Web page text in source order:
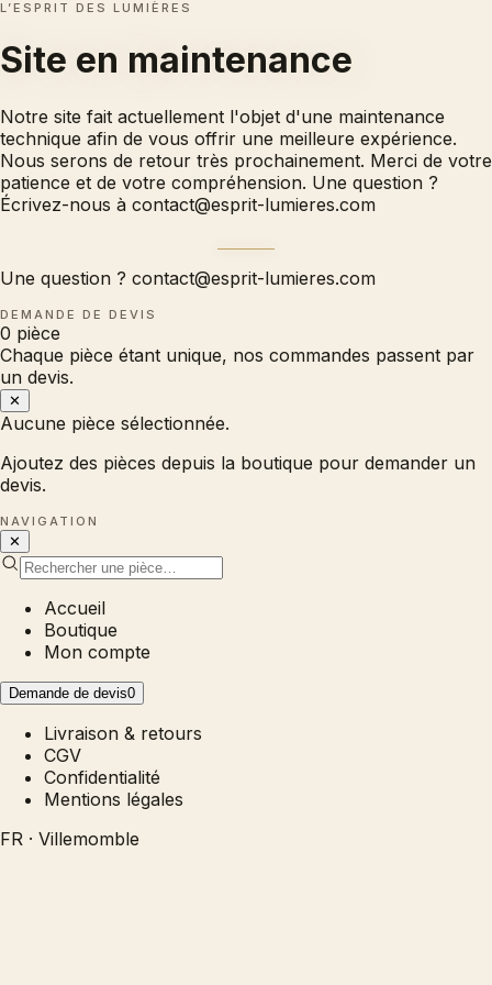
L’ESPRIT DES LUMIÈRES
Site en maintenance
Notre site fait actuellement l'objet d'une maintenance
technique afin de vous offrir une meilleure expérience.
Nous serons de retour très prochainement. Merci de votre
patience et de votre compréhension. Une question ?
Écrivez-nous à contact@esprit-lumieres.com
Une question ? contact@esprit-lumieres.com
DEMANDE DE DEVIS
0 pièce
Chaque pièce étant unique, nos commandes passent par
un devis.
✕
Aucune pièce sélectionnée.
Ajoutez des pièces depuis la boutique pour demander un
devis.
NAVIGATION
✕
Accueil
Boutique
Mon compte
Demande de devis0
Livraison & retours
CGV
Confidentialité
Mentions légales
FR · Villemomble